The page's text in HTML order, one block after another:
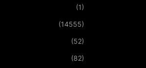
(1)
(14555)
(52)
(82)